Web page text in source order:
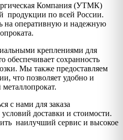
Компания (УТМК)
продукции по всей России.
на оперативную и надежную
креплениями для
обеспечивает сохранность
Мы также предоставляем
что позволяет удобно и
с нами для заказа
доставки и стоимости.
наилучший сервис и высокое